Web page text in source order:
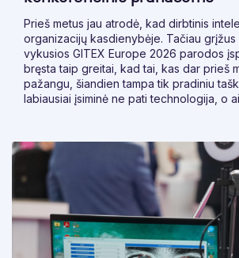
Prieš metus jau atrodė, kad dirbtinis
organizacijų kasdienybėje. Tačiau grįžus
vykusios GITEX Europe 2026 parodos
bręsta taip greitai, kad tai, kas dar prieš
pažangu, šiandien tampa tik pradiniu tašku. Šį
labiausiai įsiminė ne pati technologija, o
palyginti, patikrinti, parengti, pasirašyti
informaciją.